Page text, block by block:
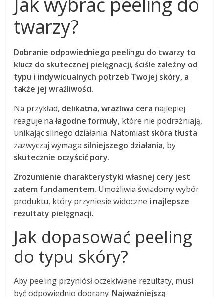
twarzy?
Dobranie odpowiedniego peelingu do twarzy to
klucz do skutecznej pielęgnacji, ściśle zależny od
typu i indywidualnych potrzeb Twojej skóry, a
także jej wrażliwości.
Na przykład, delikatna, wrażliwa cera najlepiej
reaguje nałagodne formuły, które nie podrażniają,
unikając silnego działania. Natomiast skóra tłusta
zazwyczaj wymaga silniejszego działania, by
skutecznie oczyścić pory.
Zrozumienie charakterystyki własnej cery jest
zatem fundamentem. Umożliwia świadomy wybór
produktu, który przyniesie widoczne i najlepsze
rezultaty pielęgnacji.
Jak dopasować peeling
do typu skóry?
Aby peeling przyniósł oczekiwane rezultaty, musi
być odpowiednio dobrany. Najważniejszą